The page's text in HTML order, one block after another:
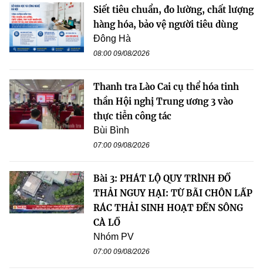
Siết tiêu chuẩn, đo lường, chất lượng
hàng hóa, bảo vệ người tiêu dùng
Đông Hà
08:00 09/08/2026
Thanh tra Lào Cai cụ thể hóa tinh
thần Hội nghị Trung ương 3 vào
thực tiễn công tác
Bùi Bình
07:00 09/08/2026
Bài 3: PHÁT LỘ QUY TRÌNH ĐỔ
THẢI NGUY HẠI: TỪ BÃI CHÔN LẤP
RÁC THẢI SINH HOẠT ĐẾN SÔNG
CÀ LỒ
Nhóm PV
07:00 09/08/2026